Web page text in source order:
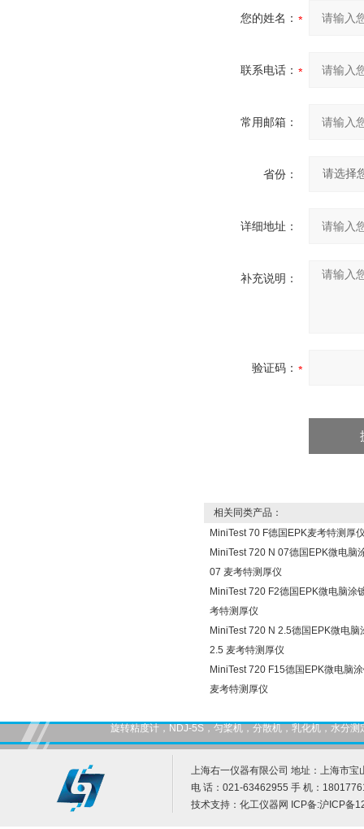
您的姓名：
联系电话：
常用邮箱：
省份：
详细地址：
补充说明：
验证码：
相关同类产品：
MiniTest 70 F德国EPK麦考特测厚
MiniTest 720 N 07德国EPK微电脑
07 麦考特测厚仪
MiniTest 720 F2德国EPK微电脑涂
考特测厚仪
MiniTest 720 N 2.5德国EPK微电
2.5 麦考特测厚仪
MiniTest 720 F15德国EPK微电脑
麦考特测厚仪
旋转粘度计，NDJ-5S，匀桨机，分散机，乳化机，水分
上海右一仪器有限公司 地址：上海市宝
电 话：021-63462955 手 机：
技术支持： 化工仪器网 ICP备:沪ICP备